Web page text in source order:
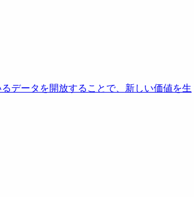
データを開放することで、新しい価値を生